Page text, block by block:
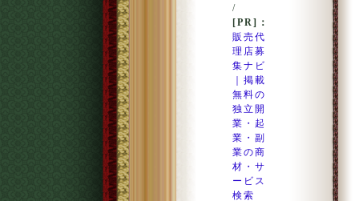
/
[PR]：
販売代
理店募
集ナビ
｜掲載
無料の
独立開
業・起
業・副
業の商
材・サ
ービス
検索